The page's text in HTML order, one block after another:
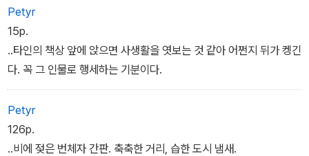
“세상에.”
여러 사람의 비명이 터져 나왔다._<변심>
검은 원피스를 입은 소녀와 가벼운 흙색 옷차림의 소녀.
나도 모르게 그녀의 이름을 부르짖었다.
그래, 그녀는 줄곧 찾고 있었다. 시대를 달려 나갈 자신과 나란히 달려
줄 파트너. 자기 존재를 인식해주는 누군가. 세계의 종말에서 춤출 때
에도 자신을 보고 있을 누군가를.
Petyr
15p.
..타인의 책상 앞에 앉으면 사생활을 엿보는 것 같아 어쩐지 뒤가 켕긴
다. 꼭 그 인물로 행세하는 기분이다.
Petyr
126p.
..비에 젖은 번체자 간판. 축축한 거리, 습한 도시 냄새.